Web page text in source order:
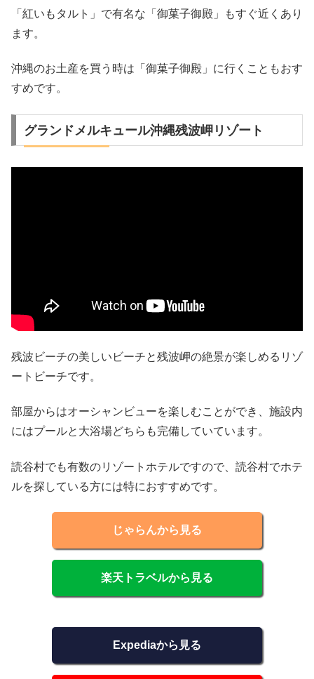
「紅いもタルト」で有名な「御菓子御殿」もすぐ近くあり
ます。
沖縄のお土産を買う時は「御菓子御殿」に行くこともおす
すめです。
グランドメルキュール沖縄残波岬リゾート
残波ビーチの美しいビーチと残波岬の絶景が楽しめるリゾ
ートビーチです。
部屋からはオーシャンビューを楽しむことができ、施設内
にはプールと大浴場どちらも完備していています。
読谷村でも有数のリゾートホテルですので、読谷村でホテ
ルを探している方には特におすすめです。
じゃらんから見る
楽天トラベルから見る
Expediaから見る